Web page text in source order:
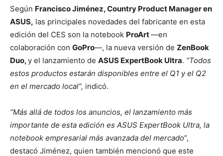
Según Francisco Jiménez, Country Product Manager en
ASUS, las principales novedades del fabricante en esta
edición del CES son la notebook ProArt—en
colaboración con GoPro—, la nueva versión de ZenBook
Duo,y el lanzamiento de ASUS ExpertBook Ultra. “Todos
estos productos estarán disponibles entre el Q1 y el Q2
en el mercado local”, indicó.
“Más allá de todos los anuncios, el lanzamiento más
importante de esta edición es ASUS ExpertBook Ultra, la
notebook empresarial más avanzada del mercado”,
destacó Jiménez, quien también mencionó que este